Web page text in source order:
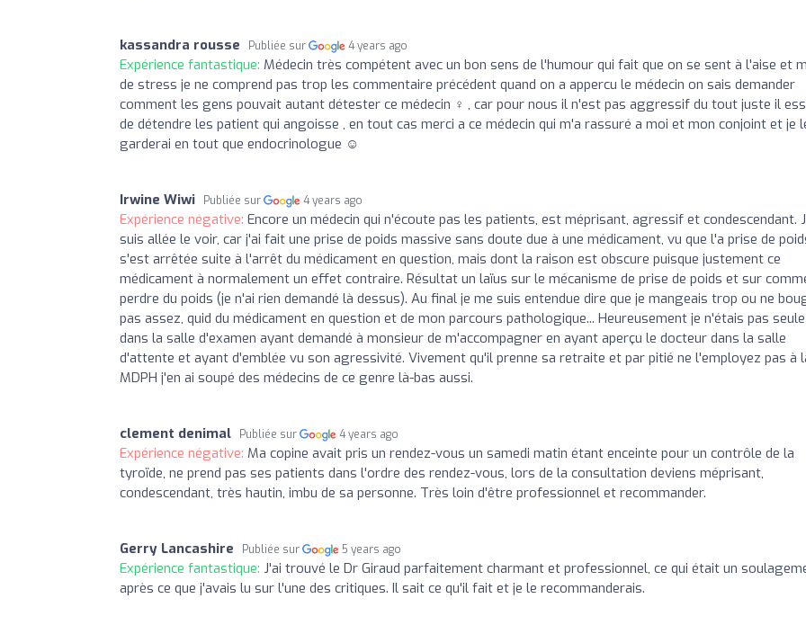
kassandra rousse Publiée sur 4 years ago
Expérience fantastique: Médecin très compétent avec un bon sens de l'humour qui fait que on se sent à l'aise et
de stress je ne comprend pas trop les commentaire précédent quand on a appercu le médecin on sais demander
comment les gens pouvait autant détester ce médecin ‍♀️ , car pour nous il n'est pas aggressif du tout juste il
de détendre les patient qui angoisse , en tout cas merci a ce médecin qui m'a rassuré a moi et mon conjoint et je
garderai en tout que endocrinologue ☺️
Irwine Wiwi Publiée sur 4 years ago
Expérience négative: Encore un médecin qui n'écoute pas les patients, est méprisant, agressif et condescendant.
suis allée le voir, car j'ai fait une prise de poids massive sans doute due à une médicament, vu que l'a prise de
s'est arrêtée suite à l'arrêt du médicament en question, mais dont la raison est obscure puisque justement ce
médicament à normalement un effet contraire. Résultat un laïus sur le mécanisme de prise de poids et sur
perdre du poids (je n'ai rien demandé là dessus). Au final je me suis entendue dire que je mangeais trop ou ne
pas assez, quid du médicament en question et de mon parcours pathologique... Heureusement je n'étais pas seule
dans la salle d'examen ayant demandé à monsieur de m'accompagner en ayant aperçu le docteur dans la salle
d'attente et ayant d'emblée vu son agressivité. Vivement qu'il prenne sa retraite et par pitié ne l'employez pas à
MDPH j'en ai soupé des médecins de ce genre là-bas aussi.
clement denimal Publiée sur 4 years ago
Expérience négative: Ma copine avait pris un rendez-vous un samedi matin étant enceinte pour un contrôle de la
tyroïde, ne prend pas ses patients dans l'ordre des rendez-vous, lors de la consultation deviens méprisant,
condescendant, très hautin, imbu de sa personne. Très loin d'être professionnel et recommander.
Gerry Lancashire Publiée sur 5 years ago
Expérience fantastique: J'ai trouvé le Dr Giraud parfaitement charmant et professionnel, ce qui était un
après ce que j'avais lu sur l'une des critiques. Il sait ce qu'il fait et je le recommanderais.